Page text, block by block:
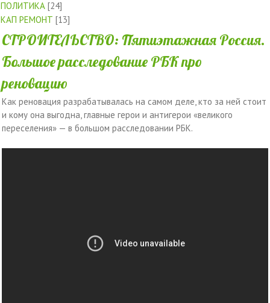
ПОЛИТИКА [24]
КАП РЕМОНТ [13]
СТРОИТЕЛЬСТВО: Пятиэтажная Россия.
Большое расследование РБК про
реновацию
Как реновация разрабатывалась на самом деле, кто за ней стоит
и кому она выгодна, главные герои и антигерои «великого
переселения» — в большом расследовании РБК.